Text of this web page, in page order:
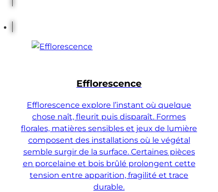
Efflorescence
Efflorescence explore l’instant où quelque
chose naît, fleurit puis disparaît. Formes
florales, matières sensibles et jeux de lumière
composent des installations où le végétal
semble surgir de la surface. Certaines pièces
en porcelaine et bois brûlé prolongent cette
tension entre apparition, fragilité et trace
durable.